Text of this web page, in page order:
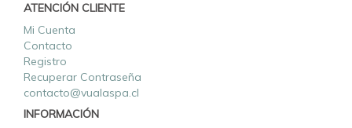
ATENCIÓN CLIENTE
Mi Cuenta
Contacto
Registro
Recuperar Contraseña
contacto@vualaspa.cl
INFORMACIÓN